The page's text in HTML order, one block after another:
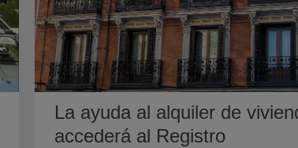
La ayuda al alquiler de
accederá al Registro